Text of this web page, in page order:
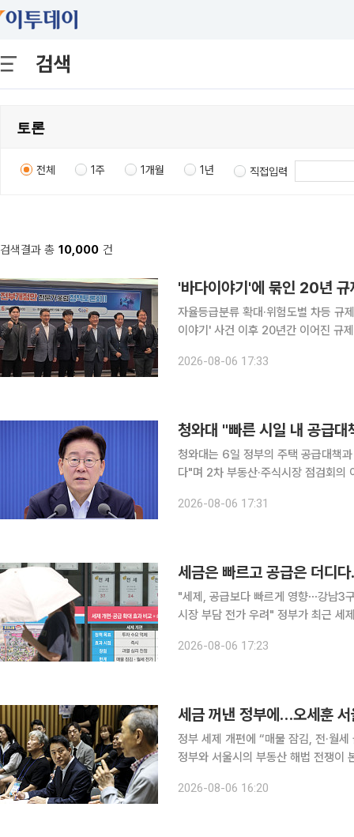
검색
전체 1주 1개월 1년 직접입력
검색결과 총 10,000 건
'바다이야기'에 묶인 20년
자율등급분류 확대·위험도별 차등 규제 제안 게임산업법 전부개정안을 둘러싸고 전
이야기' 사건 이후 20년간 이어진 규
2026-08-06 17:33
청와대 "빠른 시일 내 공급
청와대는 6일 정부의 주택 공급대책
다"며 2차 부동산·주식시장 점검회의 이후 후
다. 그러면서 “2차 회의가 있고 난
2026-08-06 17:31
세금은 빠르고 공급은 더디
"세제, 공급보다 빠르게 영향⋯강남3
시장 부담 전가 우려" 정부가 최근 세제 개편안을 내놓으면서 집값 안정 효과를 둘러싼 논쟁이 이어
과가 나타나기까지 상당한 시간이 걸
2026-08-06 17:23
세금 꺼낸 정부에…오세훈
정부 세제 개편에 “매물 잠김, 전·월
정부와 서울시의 부동산 해법 전쟁이
공급이 근본적인 처방이라고 전면 반
2026-08-06 16:20